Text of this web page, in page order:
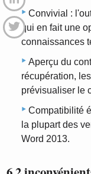
Convivial :
qui en fait une
connaissances
Aperçu du
récupération,
prévisualiser le
Compatibilité
la plupart des
Word 2013.